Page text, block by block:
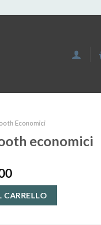
Economici
economici
CARRELLO